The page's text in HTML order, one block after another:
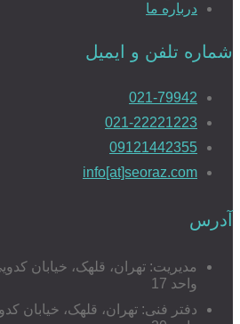
درباره ما
شماره تلفن و ایمیل
021-79942
021-22221223
09121442355
info[at]seoraz.com
آدرس
واحد 17